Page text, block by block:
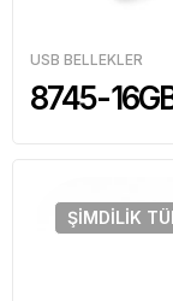
USB BELLEKLER
8745-
ŞIMDILIK